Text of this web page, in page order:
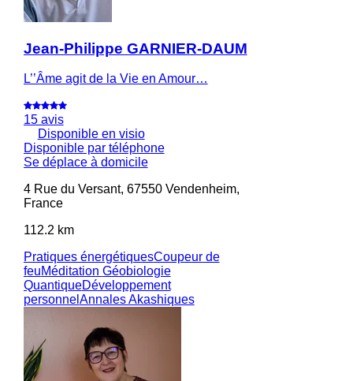
Jean-Philippe GARNIER-DAUM
L’’Âme agit de la Vie en Amour…
15 avis
Disponible en visio
Disponible par téléphone
Se déplace à domicile
4 Rue du Versant, 67550 Vendenheim,
France
112.2 km
Pratiques énergétiquesCoupeur de
feuMéditation Géobiologie
QuantiqueDéveloppement
personnel Annales Akashiques